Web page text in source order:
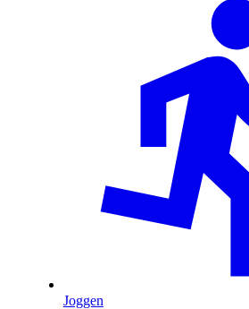
Joggen